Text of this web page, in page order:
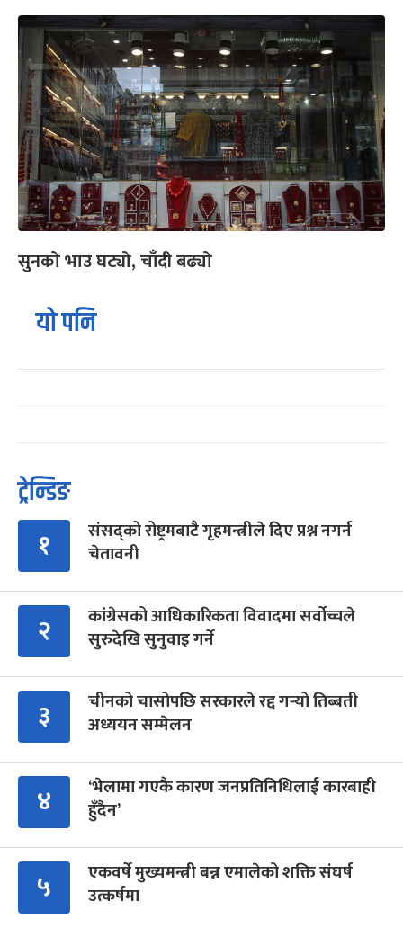
सुनको भाउ घट्यो, चाँदी बढ्यो
यो पनि
ट्रेन्डिङ
१
संसद्को रोष्ट्रमबाटै गृहमन्त्रीले दिए प्रश्न नगर्न
चेतावनी
२
कांग्रेसको आधिकारिकता विवादमा सर्वोच्चले
सुरुदेखि सुनुवाइ गर्ने
३
चीनको चासोपछि सरकारले रद्द गर्‍यो तिब्बती
अध्ययन सम्मेलन
४
‘भेलामा गएकै कारण जनप्रतिनिधिलाई कारबाही
हुँदैन’
५
एकवर्षे मुख्यमन्त्री बन्न एमालेको शक्ति संघर्ष
उत्कर्षमा